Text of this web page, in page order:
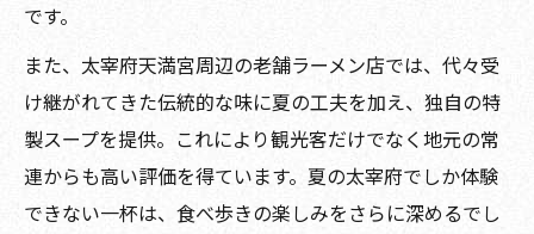
です。
また、太宰府天満宮周辺の老舗ラーメン店では、代々受
け継がれてきた伝統的な味に夏の工夫を加え、独自の特
製スープを提供。これにより観光客だけでなく地元の常
連からも高い評価を得ています。夏の太宰府でしか体験
できない一杯は、食べ歩きの楽しみをさらに深めるでし